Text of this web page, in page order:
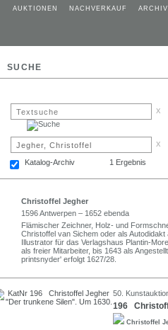
AUKTIONEN NACHVERKAUF ARCHIV
SUCHE
x
x
Katalog-Archiv 1 Ergebnis
Christoffel Jegher
1596 Antwerpen – 1652 ebenda
Flämischer Zeichner, Holz- und
Christoffel van Sichem oder als
Illustrator für das Verlagshaus Plantin-
als freier Mitarbeiter, bis 1643 als
printsnyder' erfolgt 1627/28.
50.
196
Christoffel